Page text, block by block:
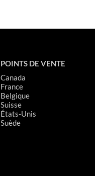
POINTS DE VENTE
Canada
France
Belgique
Suisse
États-Unis
Suède